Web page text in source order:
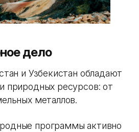
дело
и Узбекистан обладают
природных ресурсов: от
металлов.
программы активно